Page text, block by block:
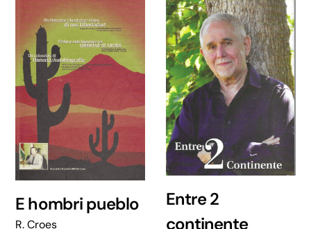
E hombri pueblo
R. Croes
Entre 2
continente